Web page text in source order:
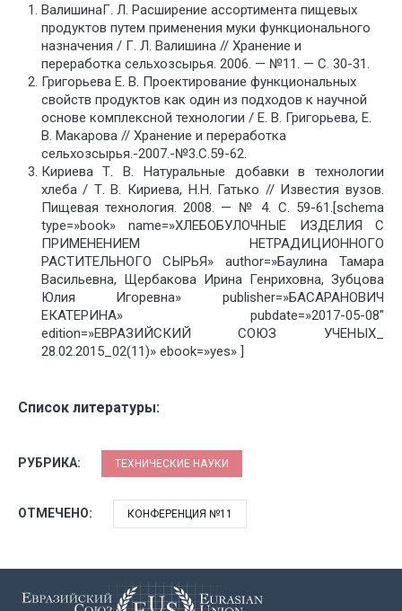
ВалишинаГ. Л. Расширение ассортимента пищевых
продуктов путем применения муки функционального
назначения / Г. Л. Валишина // Хранение и
переработка сельхозсырья. 2006. — №11. — С. 30-31.
Григорьева Е. В. Проектирование функциональных
свойств продуктов как один из подходов к научной
основе комплексной технологии / Е. В. Григорьева, Е.
В. Макарова // Хранение и переработка
сельхозсырья.-2007.-№3.С.59-62.
Кириева Т. В. Натуральные добавки в технологии
хлеба / Т. В. Кириева, Н.Н. Гатько // Известия вузов.
Пищевая технология. 2008. — № 4. С. 59-61.[schema
type=»book» name=»ХЛЕБОБУЛОЧНЫЕ ИЗДЕЛИЯ С
ПРИМЕНЕНИЕМ НЕТРАДИЦИОННОГО
РАСТИТЕЛЬНОГО СЫРЬЯ» author=»Баулина Тамара
Васильевна, Щербакова Ирина Генриховна, Зубцова
Юлия Игоревна» publisher=»БАСАРАНОВИЧ
ЕКАТЕРИНА» pubdate=»2017-05-08″
edition=»ЕВРАЗИЙСКИЙ СОЮЗ УЧЕНЫХ_
28.02.2015_02(11)» ebook=»yes» ]
Список литературы:
РУБРИКА: ТЕХНИЧЕСКИЕ НАУКИ
ОТМЕЧЕНО: КОНФЕРЕНЦИЯ №11